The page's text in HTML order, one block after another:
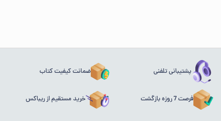
پشتیبانی تلفنی ضمانت کیفیت کتاب
فرصت 7 روزه بازگشت خرید مستقیم از ریباکس